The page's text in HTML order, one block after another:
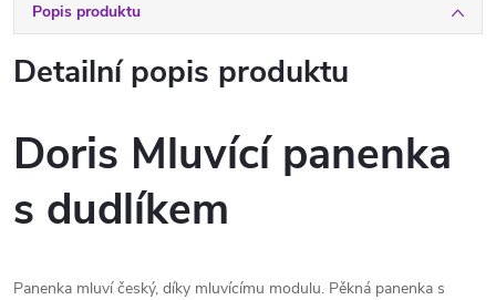
Popis produktu
Detailní popis produktu
Doris Mluvící panenka
s dudlíkem
Panenka mluví český, díky mluvícímu modulu. Pěkná panenka s